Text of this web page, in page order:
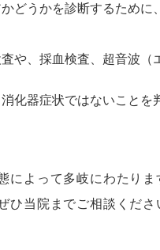
どうかを診断するために
や、採血検査、超音波（
化器症状ではないことを
よって多岐にわたりま
ひ当院までご相談くださ